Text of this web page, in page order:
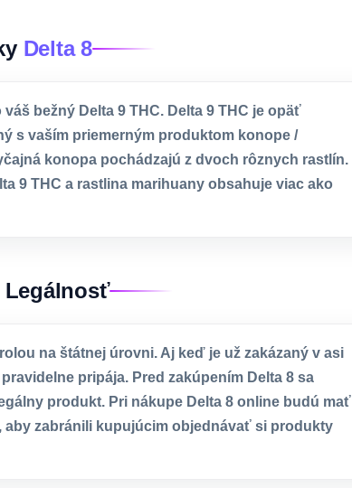
Delta 8
bežný Delta 9 THC. Delta 9 THC je opäť
s vaším priemerným produktom konope /
konopa pochádzajú z dvoch rôznych rastlín.
9 THC a rastlina marihuany obsahuje viac ako
Legálnosť
na štátnej úrovni. Aj keď je už zakázaný v asi
pripája. Pred zakúpením Delta 8 sa
produkt. Pri nákupe Delta 8 online budú mať
zabránili kupujúcim objednávať si produkty